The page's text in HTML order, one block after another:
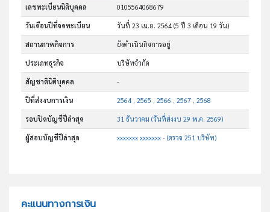
เลขทะเบียนนิติบุคคล 0105564068679
วันเดือนปีที่จดทะเบียน วันที่ 23 เม.ย. 2564(5 ปี 3 เดือน 19 วัน)
สถานภาพกิจการ ยังดำเนินกิจการอยู่
ประเภทธุรกิจ บริษัทจำกัด
สัญชาตินิติบุคคล -
ปีที่ส่งงบการเงิน 2564 , 2565 , 2566 , 2567 , 2568
รอบปิดบัญชีปีล่าสุด 31 ธันวาคม (วันที่ส่งงบ 29 พ.ค. 2569)
ผู้สอบบัญชีปีล่าสุด xxxxxxx xxxxxxx - (ตรวจ 251 บริษัท)
คะแนนทางการเงิน